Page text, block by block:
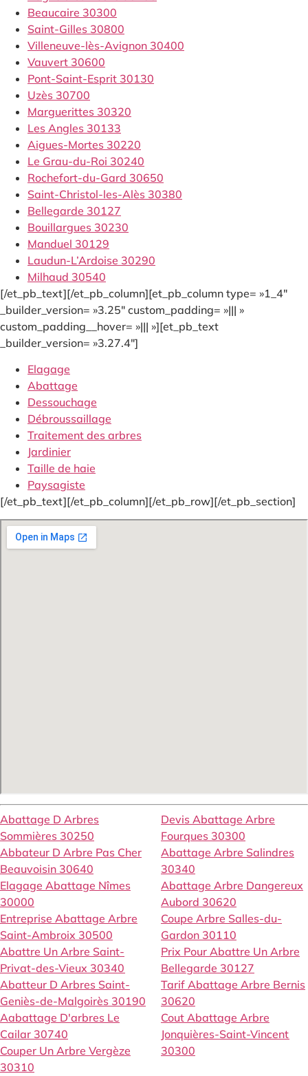
Beaucaire 30300
Saint-Gilles 30800
Villeneuve-lès-Avignon 30400
Vauvert 30600
Pont-Saint-Esprit 30130
Uzès 30700
Marguerittes 30320
Les Angles 30133
Aigues-Mortes 30220
Le Grau-du-Roi 30240
Rochefort-du-Gard 30650
Saint-Christol-les-Alès 30380
Bellegarde 30127
Bouillargues 30230
Manduel 30129
Laudun-L’Ardoise 30290
Milhaud 30540
[/et_pb_text][/et_pb_column][et_pb_column type= »1_4″
_builder_version= »3.25″ custom_padding= »||| »
custom_padding__hover= »||| »][et_pb_text
_builder_version= »3.27.4″]
Elagage
Abattage
Dessouchage
Débroussaillage
Traitement des arbres
Jardinier
Taille de haie
Paysagiste
[/et_pb_text][/et_pb_column][/et_pb_row][/et_pb_section]
Abattage D Arbres
Sommières 30250
Abbateur D Arbre Pas Cher
Beauvoisin 30640
Elagage Abattage Nîmes
30000
Entreprise Abattage Arbre
Saint-Ambroix 30500
Abattre Un Arbre Saint-
Privat-des-Vieux 30340
Abatteur D Arbres Saint-
Geniès-de-Malgoirès 30190
Aabattage D'arbres Le
Cailar 30740
Couper Un Arbre Vergèze
30310
Devis Abattage Arbre
Fourques 30300
Abattage Arbre Salindres
30340
Abattage Arbre Dangereux
Aubord 30620
Coupe Arbre Salles-du-
Gardon 30110
Prix Pour Abattre Un Arbre
Bellegarde 30127
Tarif Abattage Arbre Bernis
30620
Cout Abattage Arbre
Jonquières-Saint-Vincent
30300